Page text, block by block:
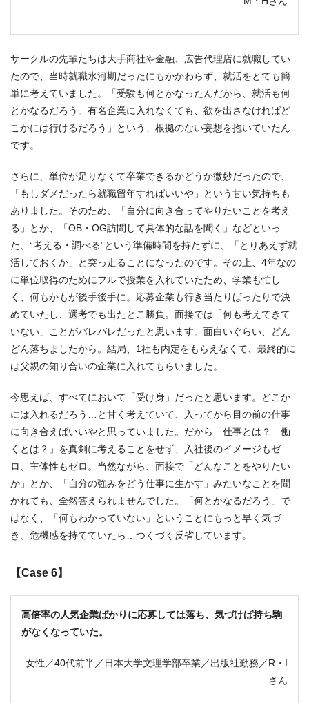
サークルの先輩たちは大手商社や金融、広告代理店に就職してい
たので、当時就職氷河期だったにもかかわらず、就活をとても簡
単に考えていました。「受験も何とかなったんだから、就活も何
とかなるだろう。有名企業に入れなくても、欲を出さなければど
こかには行けるだろう」という、根拠のない妄想を抱いていたん
です。
さらに、単位が足りなくて卒業できるかどうか微妙だったので、
「もしダメだったら就職留年すればいいや」という甘い気持ちも
ありました。そのため、「自分に向き合ってやりたいことを考え
る」とか、「OB・OG訪問して具体的な話を聞く」などといっ
た、“考える・調べる”という準備時間を持たずに、「とりあえず就
活しておくか」と突っ走ることになったのです。その上、4年なの
に単位取得のためにフルで授業を入れていたため、学業も忙し
く、何もかもが後手後手に。応募企業も行き当たりばったりで決
めていたし、選考でも出たとこ勝負。面接では「何も考えてきて
いない」ことがバレバレだったと思います。面白いぐらい、どん
どん落ちましたから。結局、1社も内定をもらえなくて、最終的に
は父親の知り合いの企業に入れてもらいました。
今思えば、すべてにおいて「受け身」だったと思います。どこか
には入れるだろう…と甘く考えていて、入ってから目の前の仕事
に向き合えばいいやと思っていました。だから「仕事とは？ 働
くとは？」を真剣に考えることをせず、入社後のイメージもゼ
ロ、主体性もゼロ。当然ながら、面接で「どんなことをやりたい
か」とか、「自分の強みをどう仕事に生かす」みたいなことを聞
かれても、全然答えられませんでした。「何とかなるだろう」で
はなく、「何もわかっていない」ということにもっと早く気づ
き、危機感を持てていたら…つくづく反省しています。
【Case 6】
高倍率の人気企業ばかりに応募しては落ち、気づけば持ち駒
がなくなっていた。
女性／40代前半／日本大学文理学部卒業／出版社勤務／R・I
さん